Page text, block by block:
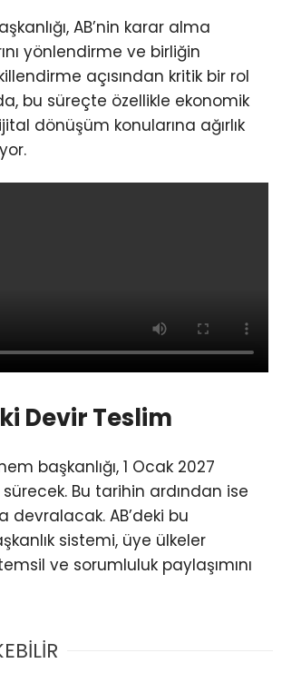
AB’nin karar alma
yönlendirme ve birliğin
açısından kritik bir rol
bu süreçte özellikle ekonomik
dönüşüm konularına ağırlık
Devir Teslim
başkanlığı, 1 Ocak 2027
Bu tarihin ardından ise
devralacak. AB’deki bu
sistemi, üye ülkeler
ve sorumluluk paylaşımını